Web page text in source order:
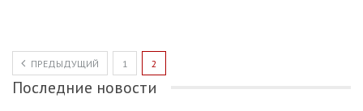
ПРЕДЫДУЩИЙ 1 2
Последние новости